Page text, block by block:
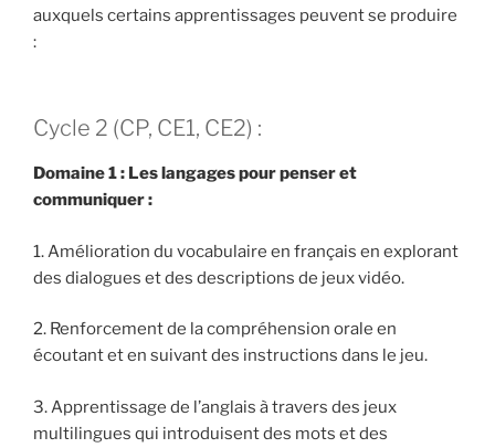
auxquels certains apprentissages peuvent se produire
:
Cycle 2 (CP, CE1, CE2) :
Domaine 1 : Les langages pour penser et
communiquer :
1. Amélioration du vocabulaire en français en explorant
des dialogues et des descriptions de jeux vidéo.
2. Renforcement de la compréhension orale en
écoutant et en suivant des instructions dans le jeu.
3. Apprentissage de l’anglais à travers des jeux
multilingues qui introduisent des mots et des